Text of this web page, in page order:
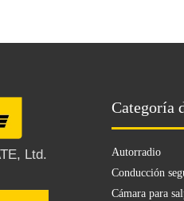
Ltd.
Categoría
Autorradio
Conducción
Cámara para